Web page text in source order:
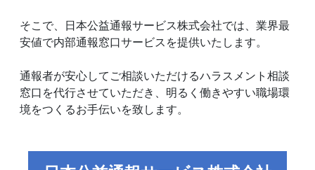
そこで、日本公益通報サービス株式会社では、業界最
安値で内部通報窓口サービスを提供いたします。
通報者が安心してご相談いただけるハラスメント相談
窓口を代行させていただき、明るく働きやすい職場環
境をつくるお手伝いを致します。